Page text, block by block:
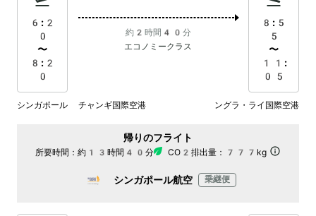
6:2
0
〜
8:2
0
約2時間40分
エコノミークラス
8:5
5
〜
11:
05
シンガポール チャンギ国際空港 ングラ・ライ国際空港
帰りのフライト
所要時間： 約13時間40分 CO2排出量： 777kg
シンガポール航空 乗継便